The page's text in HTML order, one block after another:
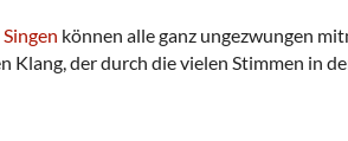
können alle ganz ungezwungen
Klang, der durch die vielen Stimmen in